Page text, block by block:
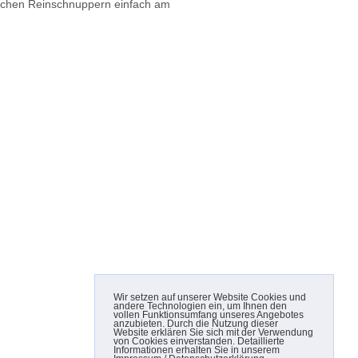
Reinschnuppern einfach am
Wir setzen auf unserer Website Cookies und
andere Technologien ein, um Ihnen den
vollen Funktionsumfang unseres Angebotes
anzubieten. Durch die Nutzung dieser
Website erklären Sie sich mit der Verwendung
von Cookies einverstanden. Detaillierte
Informationen erhalten Sie in unserem